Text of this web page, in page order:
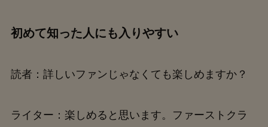
初めて知った人にも入りやすい
読者：詳しいファンじゃなくても楽しめますか？
ライター：楽しめると思います。ファーストクラ